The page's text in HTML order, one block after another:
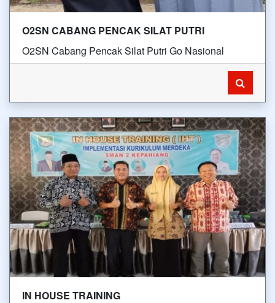
O2SN CABANG PENCAK SILAT PUTRI
O2SN Cabang Pencak Silat Putri Go Nasional
IN HOUSE TRAINING